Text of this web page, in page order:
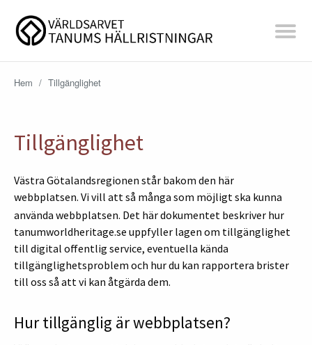
Hem / Tillgänglighet
Tillgänglighet
Västra Götalandsregionen står bakom den här
webbplatsen. Vi vill att så många som möjligt ska kunna
använda webbplatsen. Det här dokumentet beskriver hur
tanumworldheritage.se uppfyller lagen om tillgänglighet
till digital offentlig service, eventuella kända
tillgänglighetsproblem och hur du kan rapportera brister
till oss så att vi kan åtgärda dem.
Hur tillgänglig är webbplatsen?